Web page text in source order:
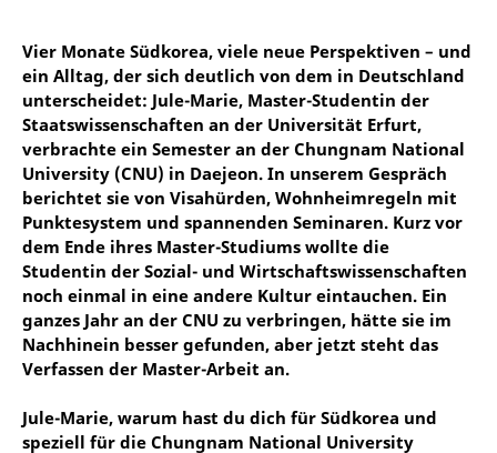
Vier Monate Südkorea, viele neue Perspektiven – und
ein Alltag, der sich deutlich von dem in Deutschland
unterscheidet: Jule-Marie, Master-Studentin der
Staatswissenschaften an der Universität Erfurt,
verbrachte ein Semester an der Chungnam National
University (CNU) in Daejeon. In unserem Gespräch
berichtet sie von Visahürden, Wohnheimregeln mit
Punktesystem und spannenden Seminaren. Kurz vor
dem Ende ihres Master-Studiums wollte die
Studentin der Sozial- und Wirtschaftswissenschaften
noch einmal in eine andere Kultur eintauchen. Ein
ganzes Jahr an der CNU zu verbringen, hätte sie im
Nachhinein besser gefunden, aber jetzt steht das
Verfassen der Master-Arbeit an.
Jule-Marie, warum hast du dich für Südkorea und
speziell für die Chungnam National University